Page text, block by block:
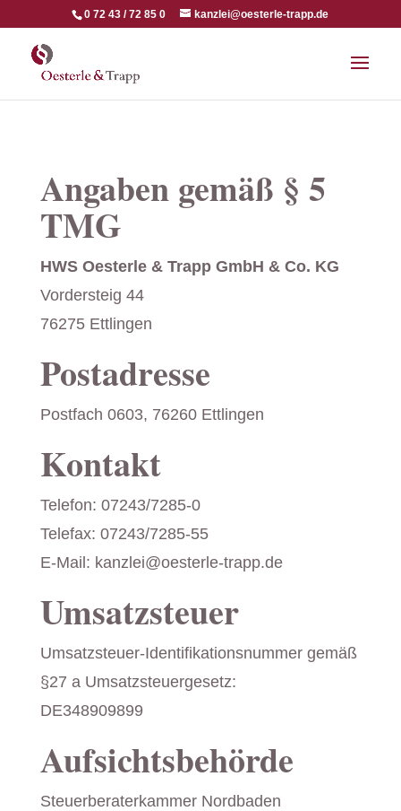
0 72 43 / 72 85 0 kanzlei@oesterle-trapp.de
Angaben gemäß § 5
TMG
HWS Oesterle & Trapp GmbH & Co. KG
Vordersteig 44
76275 Ettlingen
Postadresse
Postfach 0603, 76260 Ettlingen
Kontakt
Telefon: 07243/7285-0
Telefax: 07243/7285-55
E-Mail: kanzlei@oesterle-trapp.de
Umsatzsteuer
Umsatzsteuer-Identifikationsnummer gemäß
§27 a Umsatzsteuergesetz:
DE348909899
Aufsichtsbehörde
Steuerberaterkammer Nordbaden